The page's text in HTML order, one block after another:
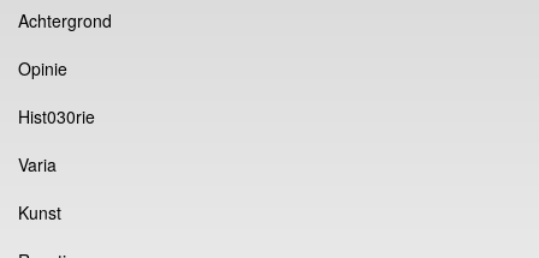
Achtergrond
Opinie
Hist030rie
Varia
Kunst